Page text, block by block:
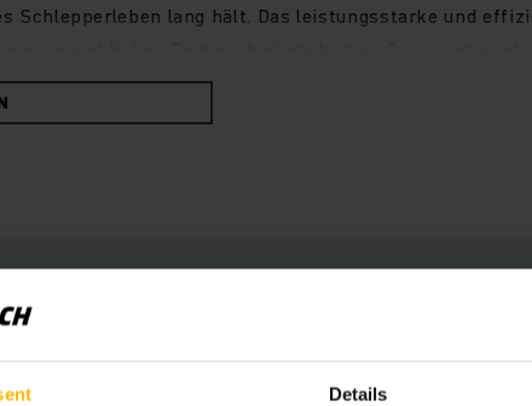
Details
Schlepperleben lang hält. Das leistungsstarke und
Das voll gefederte Fahrwerk schont den
Beinfreiheit und leicht erreichbare